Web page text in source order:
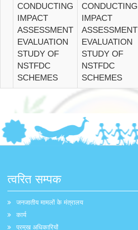
CONDUCTING
IMPACT
ASSESSMENT
EVALUATION
STUDY OF
NSTFDC
SCHEMES
CONDUCTING
IMPACT
ASSESSMENT
EVALUATION
STUDY OF
NSTFDC
SCHEMES
त्वरित सम्पक
जनजातीय मामलों के मंत्रालय
कार्य
प्रमुख अधिकारियों